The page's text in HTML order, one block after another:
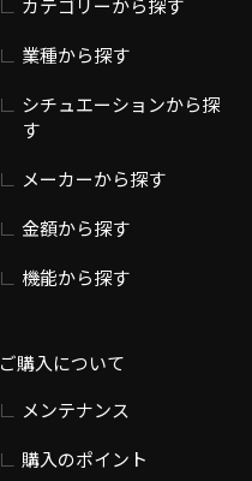
カテゴリーから探す
業種から探す
シチュエーションから探
す
メーカーから探す
金額から探す
機能から探す
ご購入について
メンテナンス
購入のポイント